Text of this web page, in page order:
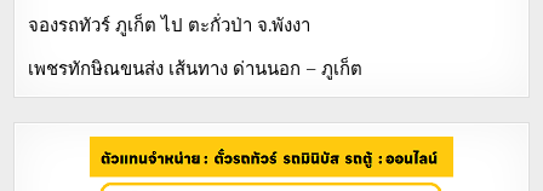
จองรถทัวร์ ภูเก็ต ไป ตะกั่วป่า จ.พังงา
เพชรทักษิณขนส่ง เส้นทาง ด่านนอก – ภูเก็ต